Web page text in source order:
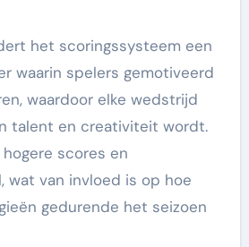
het scoringssysteem een
waarin spelers gemotiveerd
waardoor elke wedstrijd
talent en creativiteit wordt.
scores en
wat van invloed is op hoe
gedurende het seizoen